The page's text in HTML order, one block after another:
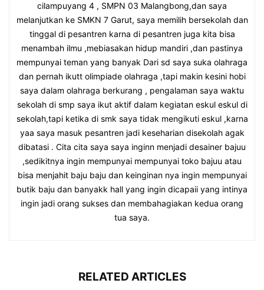
cilampuyang 4 , SMPN 03 Malangbong,dan saya
melanjutkan ke SMKN 7 Garut, saya memilih bersekolah dan
tinggal di pesantren karna di pesantren juga kita bisa
menambah ilmu ,mebiasakan hidup mandiri ,dan pastinya
mempunyai teman yang banyak Dari sd saya suka olahraga
dan pernah ikutt olimpiade olahraga ,tapi makin kesini hobi
saya dalam olahraga berkurang , pengalaman saya waktu
sekolah di smp saya ikut aktif dalam kegiatan eskul eskul di
sekolah,tapi ketika di smk saya tidak mengikuti eskul ,karna
yaa saya masuk pesantren jadi keseharian disekolah agak
dibatasi . Cita cita saya saya inginn menjadi desainer bajuu
,sedikitnya ingin mempunyai mempunyai toko bajuu atau
bisa menjahit baju baju dan keinginan nya ingin mempunyai
butik baju dan banyakk hall yang ingin dicapaii yang intinya
ingin jadi orang sukses dan membahagiakan kedua orang
tua saya.
RELATED ARTICLES